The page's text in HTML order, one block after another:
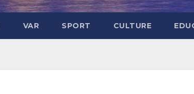
VAR SPORT CULTURE